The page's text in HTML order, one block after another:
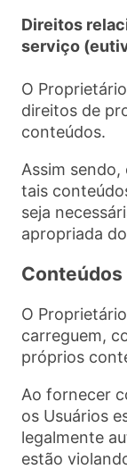
Direitos
serviço
O
direitos de
conteúdos.
Assim
tais
seja
apropriada
O
carreguem,
próprios
Ao fornecer
os Usuários
legalmente
estão